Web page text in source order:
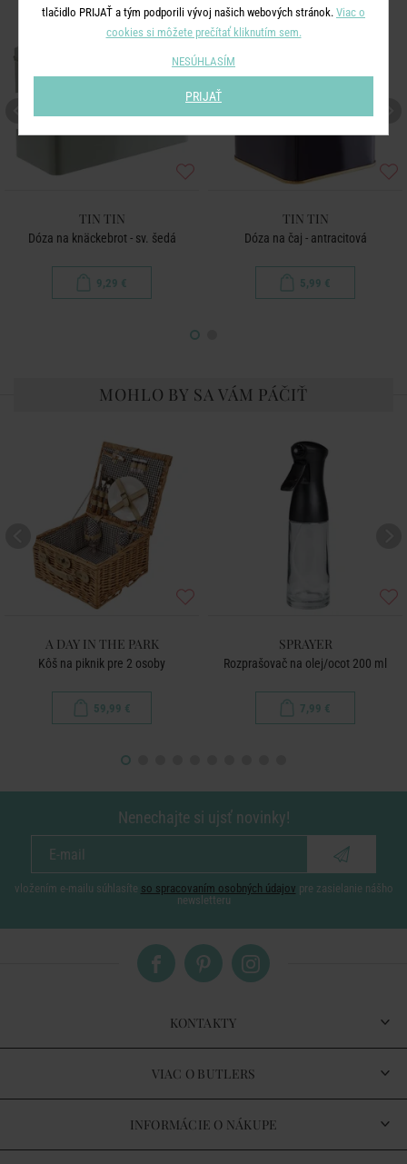
TIN TIN
Dóza na knäckebrot - sv. šedá
9,29 €
TIN TIN
Dóza na čaj - antracitová
5,99 €
MOHLO BY SA VÁM PÁČIŤ
A DAY IN THE PARK
Kôš na piknik pre 2 osoby
59,99 €
SPRAYER
Rozprašovač na olej/ocot 200 ml
7,99 €
Nenechajte si ujsť novinky!
vložením e-mailu súhlasíte so spracovaním osobných údajov pre zasielanie nášho
newsletteru
KONTAKTY
VIAC O BUTLERS
INFORMÁCIE O NÁKUPE
tlačidlo PRIJAŤ a tým podporili vývoj našich webových stránok. Viac o
cookies si môžete prečítať kliknutím sem.
NESÚHLASÍM
PRIJAŤ